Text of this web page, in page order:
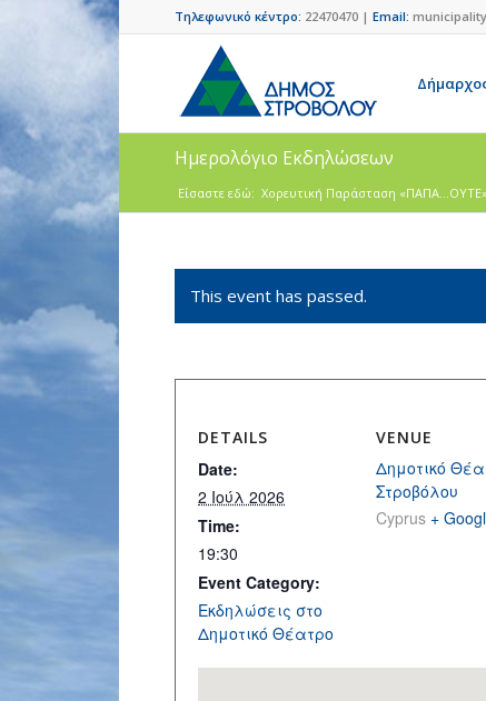
Τηλεφωνικό κέντρο: 22470470 | Email:
Ημερολόγιο Εκδηλώσεων
Είσαστε εδώ: Χορευτική Παράσταση
This event has passed.
DETAILS
Date:
2 Ιούλ 2026
Time:
19:30
Event Category:
Εκδηλώσεις στο
Δημοτικό Θέατρο
VENUE
Δημοτικό
Στροβόλου
Cyprus +